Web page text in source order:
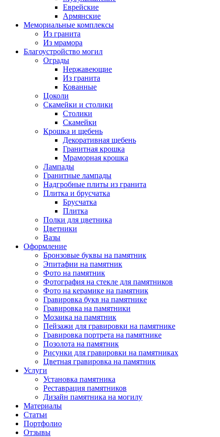
Еврейские
Армянские
Мемориальные комплексы
Из гранита
Из мрамора
Благоустройство могил
Ограды
Нержавеющие
Из гранита
Кованные
Цоколи
Скамейки и столики
Столики
Скамейки
Крошка и щебень
Декоративная щебень
Гранитная крошка
Мраморная крошка
Лампады
Гранитные лампады
Надгробные плиты из гранита
Плитка и брусчатка
Брусчатка
Плитка
Полки для цветника
Цветники
Вазы
Оформление
Бронзовые буквы на памятник
Эпитафии на памятник
Фото на памятник
Фотография на стекле для памятников
Фото на керамике на памятник
Гравировка букв на памятнике
Гравировка на памятники
Мозаика на памятник
Пейзажи для гравировки на памятнике
Гравировка портрета на памятнике
Позолота на памятник
Рисунки для гравировки на памятниках
Цветная гравировка на памятник
Услуги
Установка памятника
Реставрация памятников
Дизайн памятника на могилу
Материалы
Статьи
Портфолио
Отзывы